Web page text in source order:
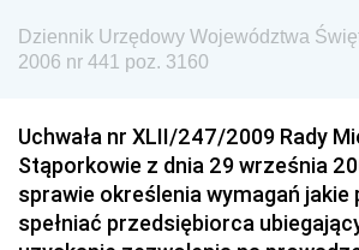
Dziennik Urzędowy Urzędu
Dziennik Urzędowy Ministerstwa
Przemysłu Maszynowego
Dziennik Urzędowy Ministerstwa
Społecznej
Dziennik Urzędowy Województwa
2006 nr 441 poz. 3160
Uchwała nr XLII/247/2009 Rady
Stąporkowie z dnia 29 września
sprawie określenia wymagań jakie
spełniać przedsiębiorca